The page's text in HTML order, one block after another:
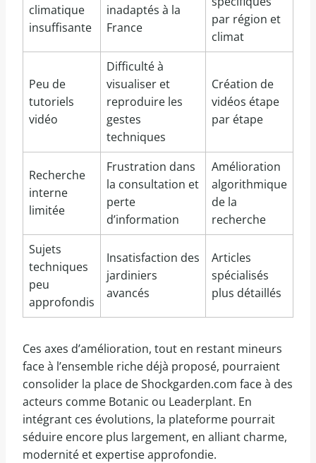
climatique
insuffisante
inadaptés à la
France
par région et
climat
Peu de
tutoriels
vidéo
Difficulté à
visualiser et
reproduire les
gestes
techniques
Création de
vidéos étape
par étape
Recherche
interne
limitée
Frustration dans
la consultation et
perte
d’information
Amélioration
algorithmique
de la
recherche
Sujets
techniques
peu
approfondis
Insatisfaction des
jardiniers
avancés
Articles
spécialisés
plus détaillés
Ces axes d’amélioration, tout en restant mineurs
face à l’ensemble riche déjà proposé, pourraient
consolider la place de Shockgarden.com face à des
acteurs comme Botanic ou Leaderplant. En
intégrant ces évolutions, la plateforme pourrait
séduire encore plus largement, en alliant charme,
modernité et expertise approfondie.